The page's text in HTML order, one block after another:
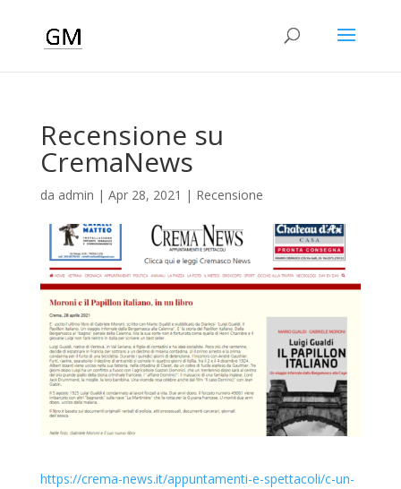
Recensione su
CremaNews
da admin | Apr 28, 2021 | Recensione
https://crema-news.it/appuntamenti-e-spettacoli/c-un-